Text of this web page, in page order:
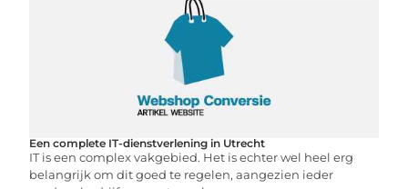
Een complete IT-dienstverlening in Utrecht
IT is een complex vakgebied. Het is echter wel heel erg
belangrijk om dit goed te regelen, aangezien ieder